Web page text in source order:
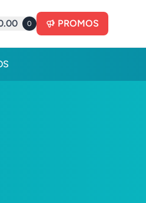
0 PROMOS